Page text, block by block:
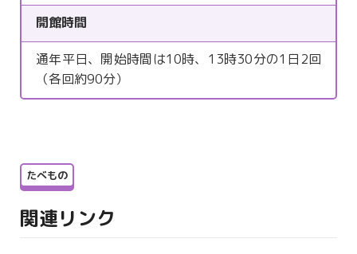
開館時間
通年平日、開始時間は10時、13時30分の1日2回
（各回約90分）
たべもの
関連リンク